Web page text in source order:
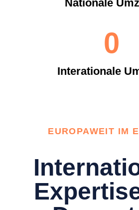
Nationale
Interationale
0
EUROPAWEIT IM